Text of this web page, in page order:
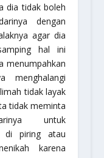
dia tidak boleh
dengan
agar dia
hal ini
menumpahkan
menghalangi
tidak layak
tidak meminta
untuk
di piring atau
karena